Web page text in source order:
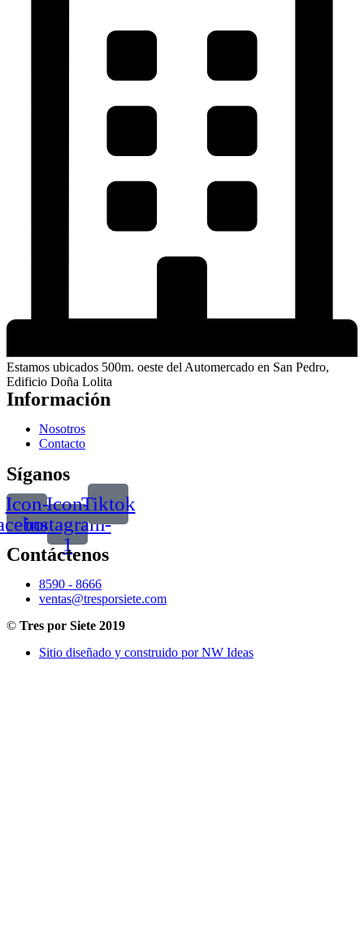
Estamos ubicados 500m. oeste del Automercado en San Pedro,
Edificio Doña Lolita
Información
Nosotros
Contacto
Síganos
Icon-Icon-
instagram-
1
Tiktok
Contáctenos
8590 - 8666
ventas@tresporsiete.com
© Tres por Siete 2019
Sitio diseñado y construido por NW Ideas